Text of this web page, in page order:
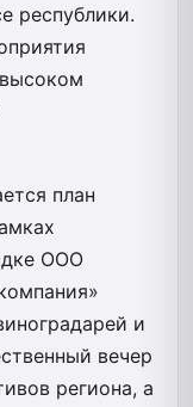
республики.
план
ООО
и
вечер
региона, а